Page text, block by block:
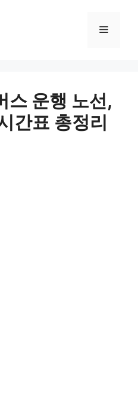
메
스 운행 노선,
간표 총정리